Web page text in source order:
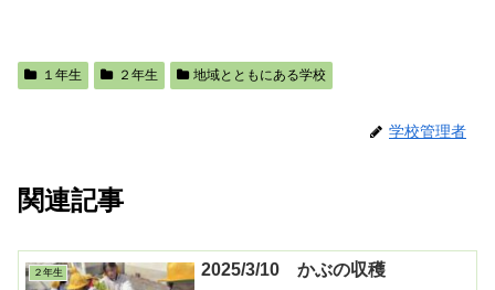
１年生 ２年生 地域とともにある学校
学校管理者
関連記事
２年生 2025/3/10 かぶの収穫